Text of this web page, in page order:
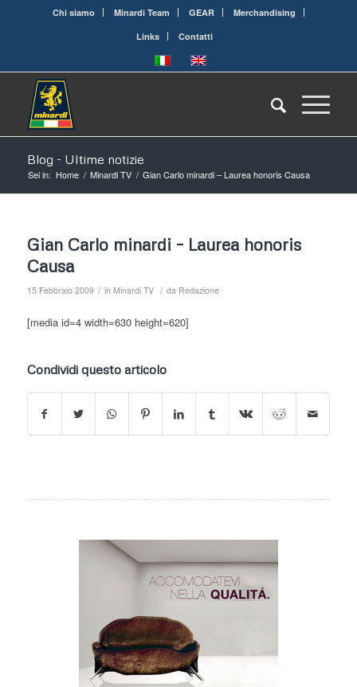
Chi siamo Minardi Team GEAR
Merchandising
Links
Contatti
Blog - Ultime notizie
Sei in: Home / Minardi TV / Gian Carlo minardi – Laurea honoris Causa
Gian Carlo minardi – Laurea honoris
Causa
15 Febbraio 2009 / in Minardi TV / da Redazione
[media id=4 width=630 height=620]
Condividi questo articolo